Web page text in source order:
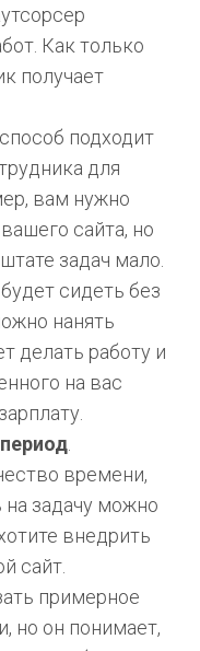
Как только
получает
способ подходит
для
вам нужно
сайта, но
задач мало.
сидеть без
нанять
делать работу и
на вас
времени,
на задачу можно
внедрить
сайт.
примерное
но он понимает,